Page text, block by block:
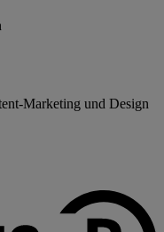
Marketing und Design